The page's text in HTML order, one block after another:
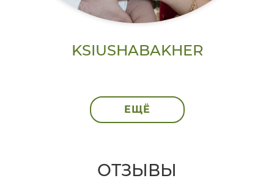
KSIUSHABAKHER
ЕЩЁ
ОТЗЫВЫ